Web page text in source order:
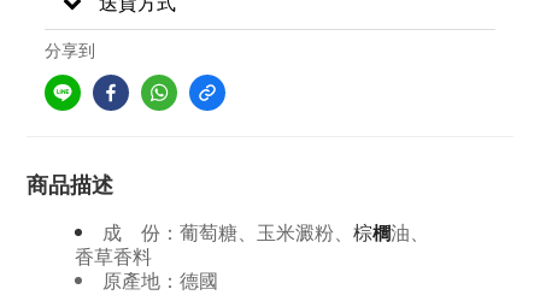
分享到
商品描述
成 份：葡萄糖、玉米澱粉、 棕櫚油、
香草香料
原產地：德國